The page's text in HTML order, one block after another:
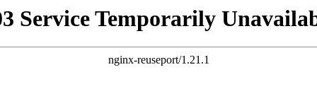
Service Temporarily
nginx-reuseport/1.21.1